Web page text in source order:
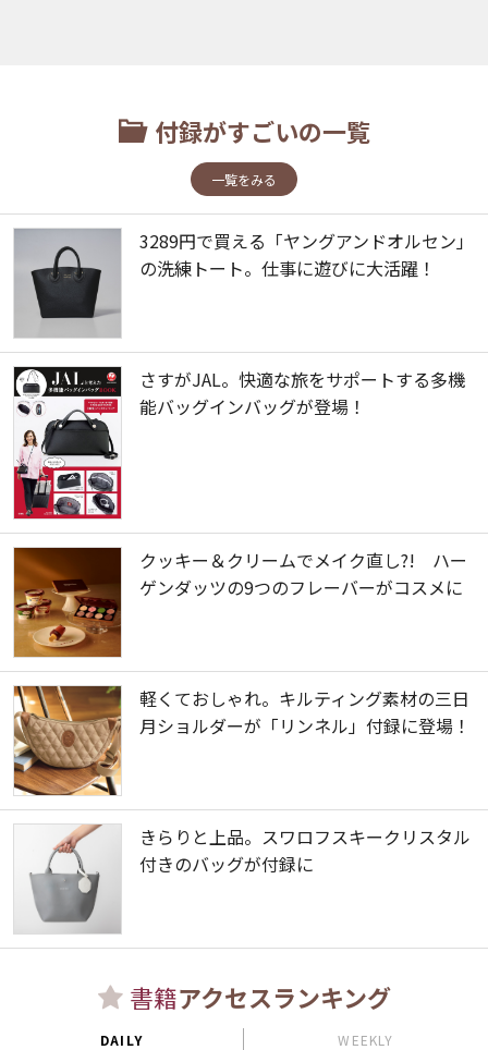
付録がすごいの一覧
一覧をみる
3289円で買える「ヤングアンドオルセン」
の洗練トート。仕事に遊びに大活躍！
さすがJAL。快適な旅をサポートする多機
能バッグインバッグが登場！
クッキー＆クリームでメイク直し?! ハー
ゲンダッツの9つのフレーバーがコスメに
軽くておしゃれ。キルティング素材の三日
月ショルダーが「リンネル」付録に登場！
きらりと上品。スワロフスキークリスタル
付きのバッグが付録に
書籍アクセスランキング
DAILY WEEKLY